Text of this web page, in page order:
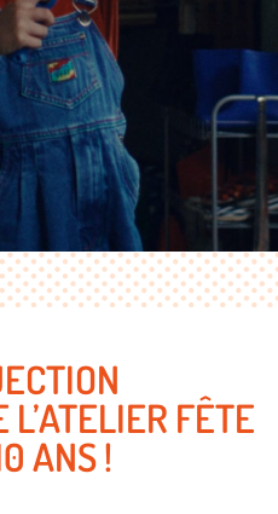
FÊTE
ANS !